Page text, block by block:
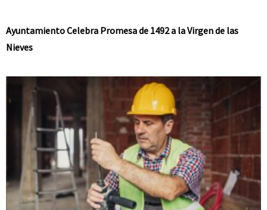
Ayuntamiento Celebra Promesa de 1492 a la Virgen de las
Nieves